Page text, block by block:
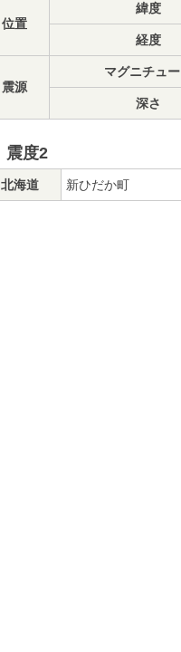
位置
緯度
経度
震源
マグニチュ
深さ
震度2
北海道 新ひだか町